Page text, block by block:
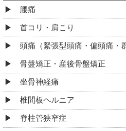
腰痛
首コリ・肩こり
頭痛（緊張型頭痛・偏頭痛・
骨盤矯正・産後骨盤矯正
坐骨神経痛
椎間板ヘルニア
脊柱管狭窄症